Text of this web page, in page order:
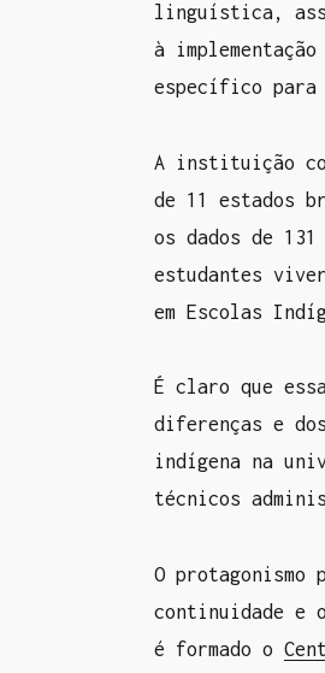
linguística,
à
específico para
A instituição
de 11 estados
os dados de
estudantes
em Escolas
É claro que
diferenças e
indígena na
técnicos
O
continuidade e
é formado o